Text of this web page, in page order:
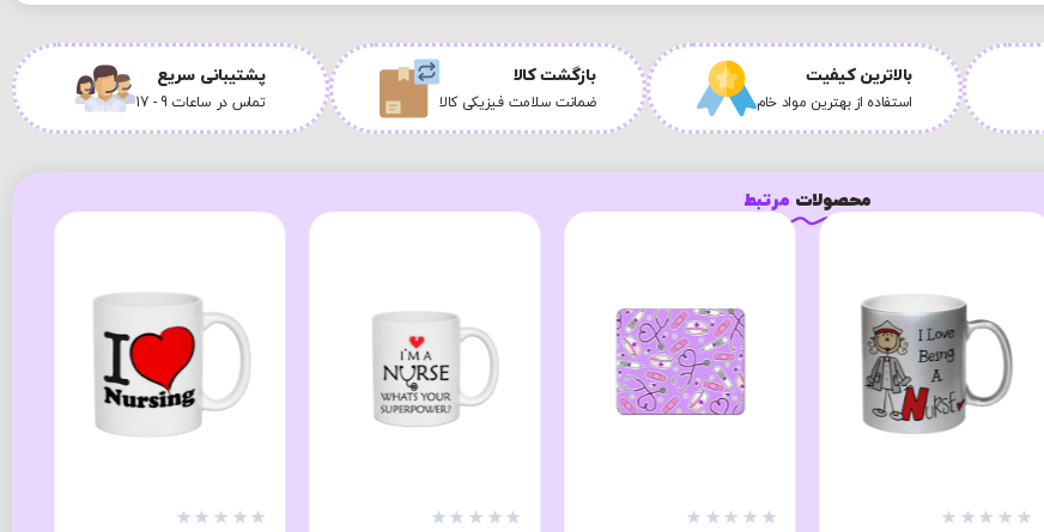
بالاترین کیفیت
استفاده از بهترین مواد خام
بازگشت کالا
ضمانت سلامت فیزیکی کالا
پشتیبانی سریع
تماس در ساعات 9 - 17
محصولات مرتبط
★
★
★
★
★
★
★
★
★
★
★
★
★
★
★
★
★
★
★
★